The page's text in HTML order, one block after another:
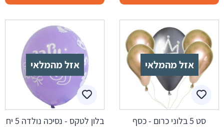
אזל מהמלאי
סט 5 בלוני כרום - כסף
אזל מהמלאי
בלון לטקס - נסיכה נולדה 5 יח